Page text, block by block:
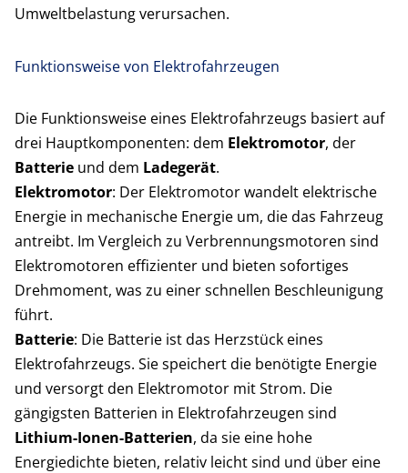
Umweltbelastung verursachen.
Funktionsweise von Elektrofahrzeugen
Die Funktionsweise eines Elektrofahrzeugs basiert auf
drei Hauptkomponenten: dem Elektromotor, der
Batterie und dem Ladegerät.
Elektromotor: Der Elektromotor wandelt elektrische
Energie in mechanische Energie um, die das Fahrzeug
antreibt. Im Vergleich zu Verbrennungsmotoren sind
Elektromotoren effizienter und bieten sofortiges
Drehmoment, was zu einer schnellen Beschleunigung
führt.
Batterie: Die Batterie ist das Herzstück eines
Elektrofahrzeugs. Sie speichert die benötigte Energie
und versorgt den Elektromotor mit Strom. Die
gängigsten Batterien in Elektrofahrzeugen sind
Lithium-Ionen-Batterien, da sie eine hohe
Energiedichte bieten, relativ leicht sind und über eine